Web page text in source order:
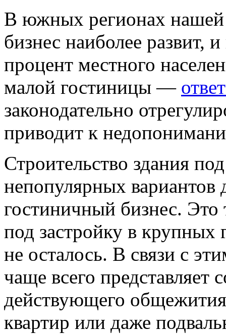
В южных регионах
бизнес наиболее развит,
процент местного
малой гостиницы —
законодательно
приводит к
Строительство здания
непопулярных
гостиничный бизнес. Это
под застройку в крупных
не осталось. В связи с
чаще всего представляет
действующего
квартир или даже